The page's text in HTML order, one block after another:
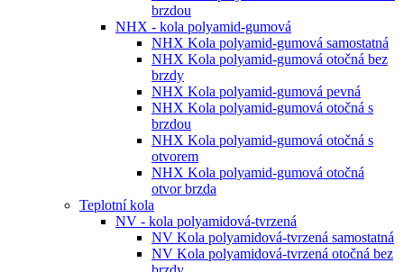
brzdou
NHX - kola polyamid-gumová
NHX Kola polyamid-gumová samostatná
NHX Kola polyamid-gumová otočná bez
brzdy
NHX Kola polyamid-gumová pevná
NHX Kola polyamid-gumová otočná s
brzdou
NHX Kola polyamid-gumová otočná s
otvorem
NHX Kola polyamid-gumová otočná
otvor brzda
Teplotní kola
NV - kola polyamidová-tvrzená
NV Kola polyamidová-tvrzená samostatná
NV Kola polyamidová-tvrzená otočná bez